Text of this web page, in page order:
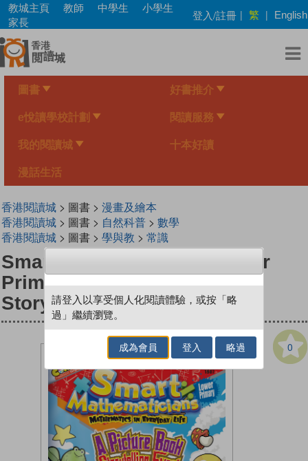
Skip
main
content
教城主頁 教師 中學生
小學生
家長
登入/註冊 | 繁 | English
圖書 好書推介
e悅讀學校計劃 閱讀服務
我的閱讀城 十本好讀
漫話生活
香港閱讀城> 圖書 > 漫畫及繪本
香港閱讀城> 圖書 > 自然科普> 數學
香港閱讀城> 圖書 > 學與教 > 常識
Smart Mathematicians Lower
Primary-37 A Picture Book
Storytelling Event
0
請登入以享受個人化閱讀體驗，或按「略
過」繼續瀏覽。
成為會員 登入 略過